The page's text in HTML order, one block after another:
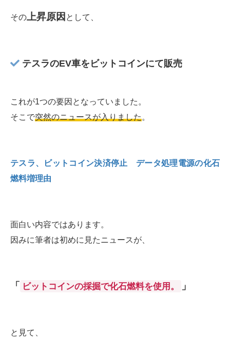
その上昇原因 として、
テスラのEV車をビットコインにて販売
これが1つの要因となっていました。
そこで突然のニュースが入りました。
テスラ、ビットコイン決済停止 データ処理電源の化石
燃料増理由
面白い内容ではあります。
因みに筆者は初めに見たニュースが、
「 ビットコインの採掘で化石燃料を使用。 」
と見て、